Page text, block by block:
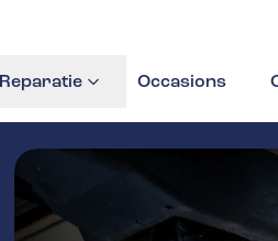
Occasions